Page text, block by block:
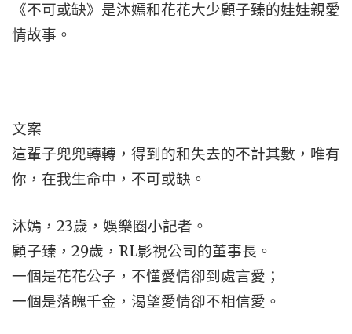
《不可或缺》是沐嫣和花花大少顧子臻的娃娃親愛
情故事。
文案
這輩子兜兜轉轉，得到的和失去的不計其數，唯有
你，在我生命中，不可或缺。
沐嫣，23歲，娛樂圈小記者。
顧子臻，29歲，RL影視公司的董事長。
一個是花花公子，不懂愛情卻到處言愛；
一個是落魄千金，渴望愛情卻不相信愛。